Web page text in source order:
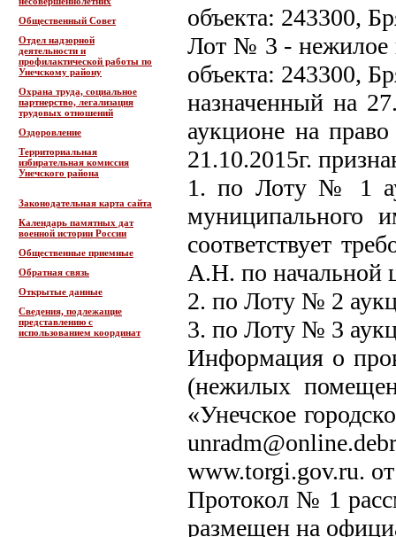
Общественный Совет
Отдел надзорной
деятельности и
профилактической работы по
Унечскому району
Охрана труда, социальное
партнерство, легализация
трудовых отношений
Оздоровление
Территориальная
избирательная комиссия
Унечского района
Законодательная карта сайта
Календарь памятных дат
военной истории России
Общественные приемные
Обратная связь
Открытые данные
Сведения, подлежащие
представлению с
использованием координат
объекта: 243300,
Лот № 3 - нежилое
объекта: 243300,
назначенный на
аукционе на
21.10.2015г.
1. по Лоту № 1
муниципального
соответствует
А.Н. по начальной
2. по Лоту № 2
3. по Лоту № 3
Информация о
(нежилых
«Унечское
www.torgi.gov.ru.
Протокол № 1
размещен на